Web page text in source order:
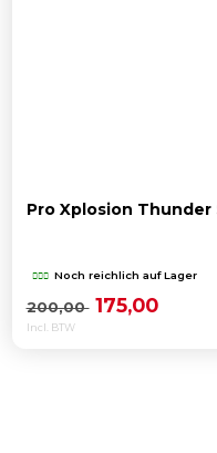
Pro Xplosion
Noch reichlich auf Lager
200,00 175,00
Incl. BTW